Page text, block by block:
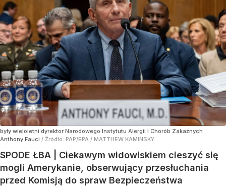
były wieloletni dyrektor Narodowego Instytutu Alergii i Chorób Zakaźnych
Anthony Fauci / Źródło: PAP/EPA / MATTHEW KAMINSKY
SPODE ŁBA | Ciekawym widowiskiem cieszyć się
mogli Amerykanie, obserwujący przesłuchania
przed Komisją do spraw Bezpieczeństwa